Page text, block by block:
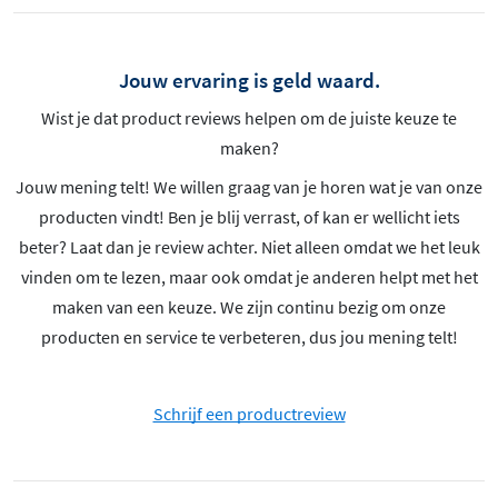
Jouw ervaring is geld waard.
Wist je dat product reviews helpen om de juiste keuze te
maken?
Jouw mening telt! We willen graag van je horen wat je van onze
producten vindt! Ben je blij verrast, of kan er wellicht iets
beter? Laat dan je review achter. Niet alleen omdat we het leuk
vinden om te lezen, maar ook omdat je anderen helpt met het
maken van een keuze. We zijn continu bezig om onze
producten en service te verbeteren, dus jou mening telt!
Schrijf een productreview